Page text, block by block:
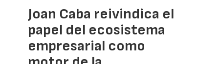
Joan Caba reivindica el
papel del ecosistema
empresarial como